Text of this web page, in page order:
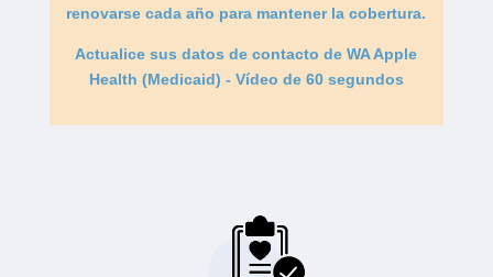
renovarse cada año para mantener la cobertura.
Actualice sus datos de contacto de WA Apple
Health (Medicaid) - Vídeo de 60 segundos